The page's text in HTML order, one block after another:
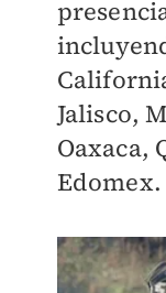
Jalisco,
Oaxaca,
Edomex.